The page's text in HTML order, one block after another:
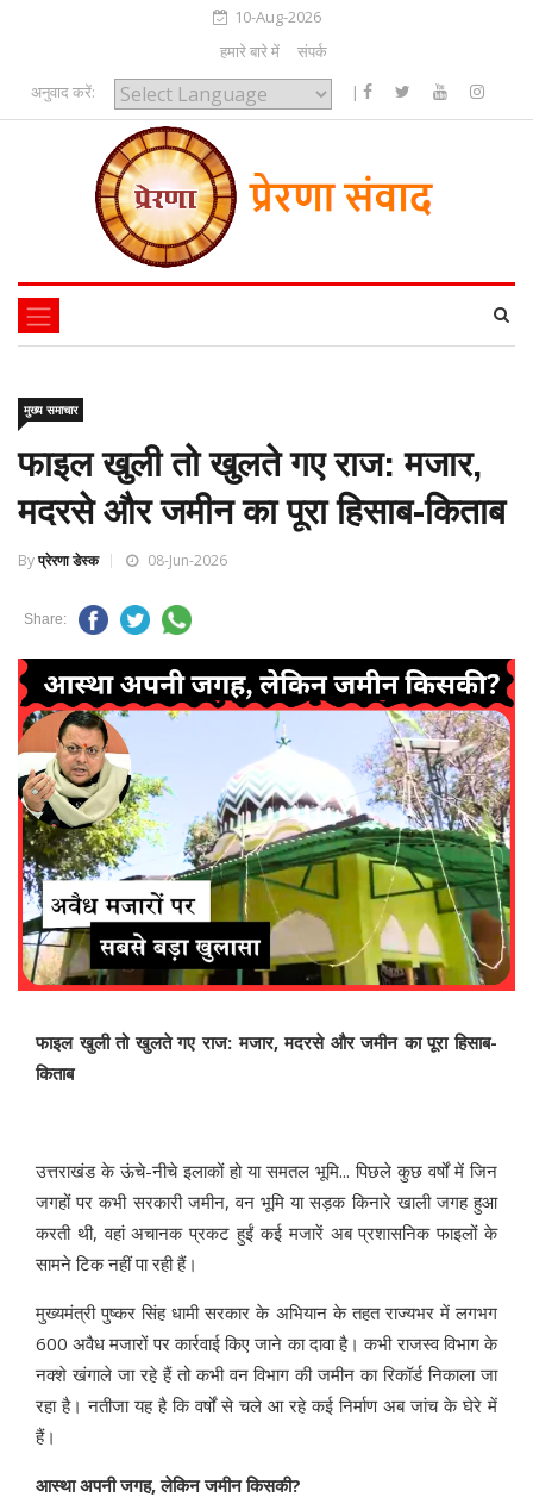
10-Aug-2026
हमारे बारे में
संपर्क
अनुवाद करें:
Powered by
|
मुख्य समाचार
फाइल खुली तो खुलते गए राज: मजार,
मदरसे और जमीन का पूरा हिसाब-किताब
Byप्रेरणा डेस्क 08-Jun-2026
Share:
फाइल खुली तो खुलते गए राज: मजार, मदरसे और जमीन का पूरा हिसाब-
किताब
उत्तराखंड के ऊंचे-नीचे इलाकों हो या समतल भूमि... पिछले कुछ वर्षों में जिन
जगहों पर कभी सरकारी जमीन, वन भूमि या सड़क किनारे खाली जगह हुआ
करती थी, वहां अचानक प्रकट हुईं कई मजारें अब प्रशासनिक फाइलों के
सामने टिक नहीं पा रही हैं।
मुख्यमंत्री पुष्कर सिंह धामी सरकार के अभियान के तहत राज्यभर में लगभग
600 अवैध मजारों पर कार्रवाई किए जाने का दावा है। कभी राजस्व विभाग के
नक्शे खंगाले जा रहे हैं तो कभी वन विभाग की जमीन का रिकॉर्ड निकाला जा
रहा है। नतीजा यह है कि वर्षों से चले आ रहे कई निर्माण अब जांच के घेरे में
हैं।
आस्था अपनी जगह, लेकिन जमीन किसकी?